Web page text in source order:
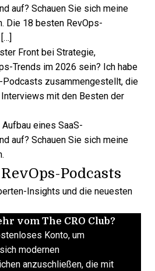
auf? Schauen Sie sich meine
Die 18 besten RevOps-
Front bei Strategie,
Trends im 2026 sein? Ich habe
zusammengestellt, die
mit den Besten der
eines SaaS-
auf? Schauen Sie sich meine
Podcasts
Insights und die neuesten
vom The CRO Club?
Konto, um
modernen
anzuschließen, die mit